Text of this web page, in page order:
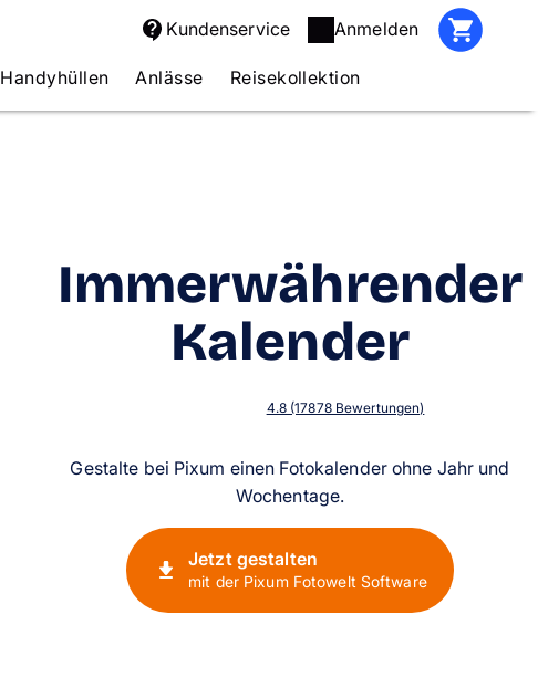
Kundenservice Anmelden
Handyhüllen Anlässe Reisekollektion
Immerwährender
Kalender
4.8 (17878 Bewertungen)
Gestalte bei Pixum einen Fotokalender ohne Jahr und
Wochentage.
Jetzt gestalten
mit der Pixum Fotowelt Software